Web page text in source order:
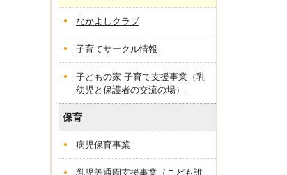
なかよしクラブ
子育てサークル情報
子どもの家 子育て支援事業（乳
幼児と保護者の交流の場）
保育
病児保育事業
乳児等通園支援事業（こども誰